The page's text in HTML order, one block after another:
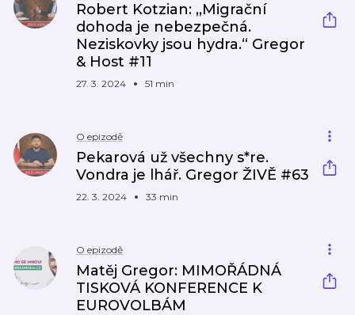
Robert Kotzian: ,,Migrační
dohoda je nebezpečná.
Neziskovky jsou hydra.“ Gregor
& Host #11
27. 3. 2024 51 min
O epizodě
Pekarová už všechny s*re.
Vondra je lhář. Gregor ŽIVĚ #63
22. 3. 2024 33 min
O epizodě
Matěj Gregor: MIMOŘÁDNÁ
TISKOVÁ KONFERENCE K
EUROVOLBÁM